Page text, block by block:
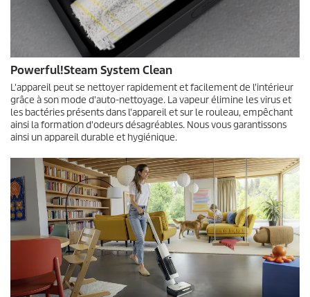
s
e
c
o
n
d
e
s
r
0
s
e
o
s
Powerful!Steam System Clean
L'appareil peut se nettoyer rapidement et facilement de l'intérieur
grâce à son mode d'auto-nettoyage. La vapeur élimine les virus et
les bactéries présents dans l'appareil et sur le rouleau, empêchant
ainsi la formation d'odeurs désagréables. Nous vous garantissons
ainsi un appareil durable et hygiénique.